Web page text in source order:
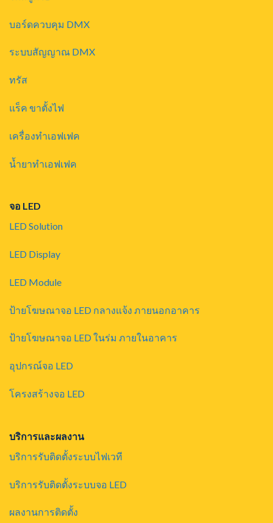
บอร์ดควบคุม DMX
ระบบสัญญาณ DMX
ทรัส
แร็ค ขาตั้งไฟ
เครื่องทำเอฟเฟค
น้ำยาทำเอฟเฟค
จอ LED
LED Solution
LED Display
LED Module
ป้ายโฆษณาจอ LED กลางแจ้ง ภายนอกอาคาร
ป้ายโฆษณาจอ LED ในร่ม ภายในอาคาร
อุปกรณ์จอ LED
โครงสร้างจอ LED
บริการและผลงาน
บริการรับติดตั้งระบบไฟเวที
บริการรับติดตั้งระบบจอ LED
ผลงานการติดตั้ง